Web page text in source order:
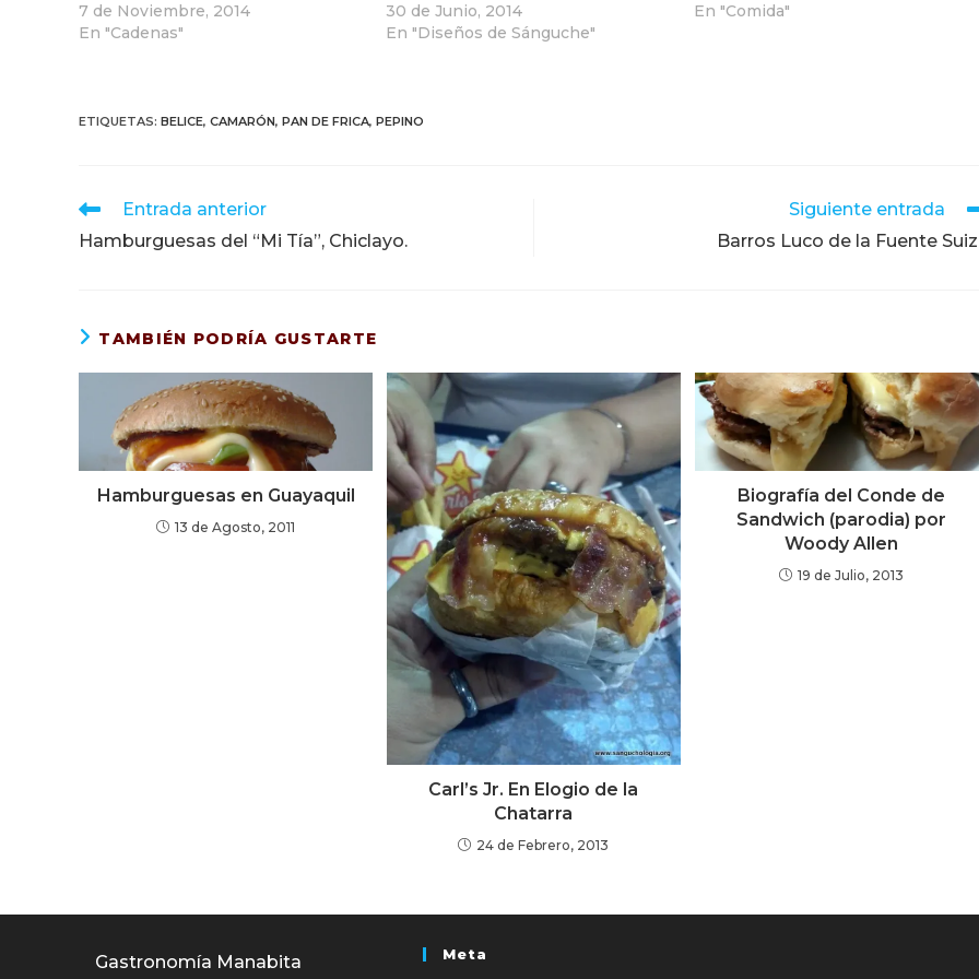
7 de Noviembre, 2014
En "Cadenas"
30 de Junio, 2014
En "Diseños de Sánguche"
En "Comida"
ETIQUETAS: BELICE, CAMARÓN, PAN DE FRICA, PEPINO
Leer
artículos
Entrada anterior
Hamburguesas del “Mi Tía”, Chiclayo.
Siguiente entrada
Barros Luco de la Fuente
TAMBIÉN PODRÍA GUSTARTE
Hamburguesas en Guayaquil
13 de Agosto, 2011
Carl’s Jr. En Elogio de la
Chatarra
24 de Febrero, 2013
Biografía del Conde de
Sandwich (parodia) por
Woody Allen
19 de Julio, 2013
Gastronomía Manabita Meta